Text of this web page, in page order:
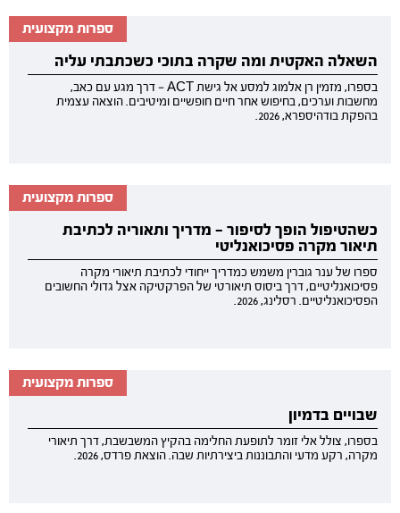
ספרות מקצועית
השאלה האקטית ומה שקרה בתוכי כשכתבתי עליה
בספרו, מזמין רן אלמוג למסע אל גישת ACT — דרך מגע עם כאב,
מחשבות וערכים, בחיפוש אחר חיים חופשיים ומיטיבים. הוצאה עצמית
בהפקת בודהיספרא, 2026.
ספרות מקצועית
כשהטיפול הופך לסיפור — מדריך ותאוריה לכתיבת
תיאור מקרה פסיכואנליטי
ספרו של ענר גוברין משמש כמדריך ייחודי לכתיבת תיאורי מקרה
פסיכואנליטיים, דרך ביסוס תיאורטי של הפרקטיקה אצל גדולי החשובים
הפסיכואנליטיים. רסלינג, 2026.
ספרות מקצועית
שבויים בדמיון
בספרו, צולל אלי זומר לתופעת החלימה בהקיץ המשבשבת, דרך תיאורי
מקרה, רקע מדעי והתבוננות ביצירתיות שבה. הוצאת פרדס, 2026.